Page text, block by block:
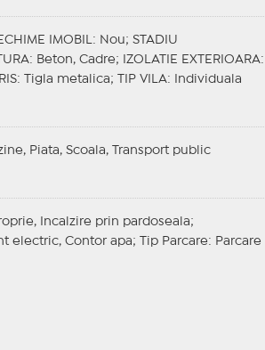
IMOBIL : Nou; STADIU
: Beton, Cadre; IZOLATIE EXTERIOARA:
: Tigla metalica; TIP VILA: Individuala
Piata, Scoala, Transport public
Incalzire prin pardoseala;
electric, Contor apa; Tip Parcare: Parcare